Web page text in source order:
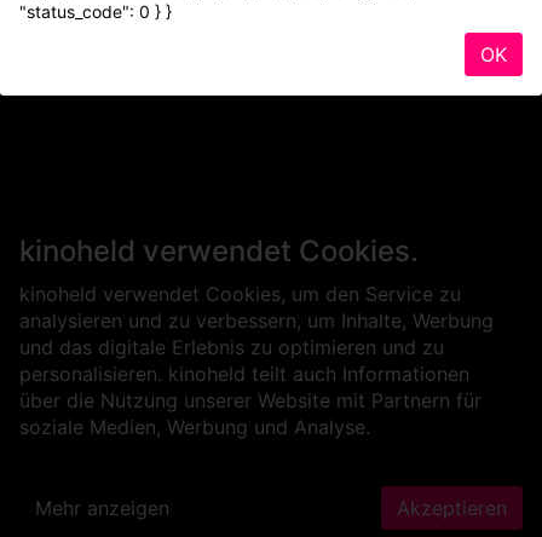
kinoheld verwendet Cookies.
kinoheld verwendet Cookies, um den Service zu
analysieren und zu verbessern, um Inhalte, Werbung
und das digitale Erlebnis zu optimieren und zu
personalisieren. kinoheld teilt auch Informationen
über die Nutzung unserer Website mit Partnern für
soziale Medien, Werbung und Analyse.
Mehr anzeigen Akzeptieren
"status_code": 0 } }
OK